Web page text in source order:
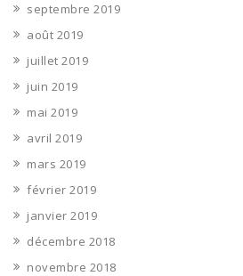
septembre 2019
août 2019
juillet 2019
juin 2019
mai 2019
avril 2019
mars 2019
février 2019
janvier 2019
décembre 2018
novembre 2018